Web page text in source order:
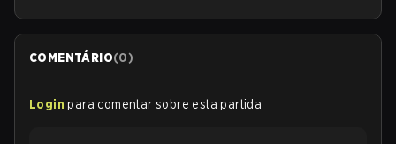
COMENTÁRIO(0)
Login para comentar sobre esta partida